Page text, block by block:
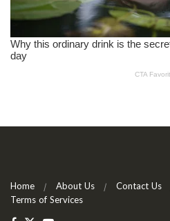
Home About Us Contact Us
Terms of Services